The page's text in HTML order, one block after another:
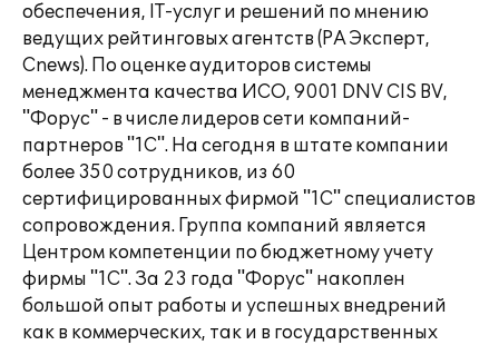
обеспечения, IT-услуг и решений по мнению
ведущих рейтинговых агентств (РА Эксперт,
Cnews). По оценке аудиторов системы
менеджмента качества ИСО, 9001 DNV CIS BV,
"Форус" - в числе лидеров сети компаний-
партнеров "1С". На сегодня в штате компании
более 350 сотрудников, из 60
сертифицированных фирмой "1С" специалистов
сопровождения. Группа компаний является
Центром компетенции по бюджетному учету
фирмы "1С". За 23 года "Форус" накоплен
большой опыт работы и успешных внедрений
как в коммерческих, так и в государственных